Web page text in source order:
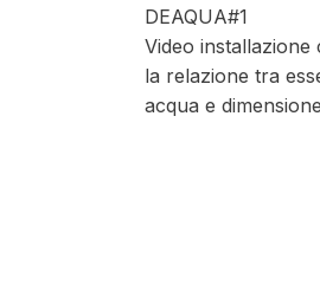
DEAQUA#1
Video installazione
la relazione tra
acqua e